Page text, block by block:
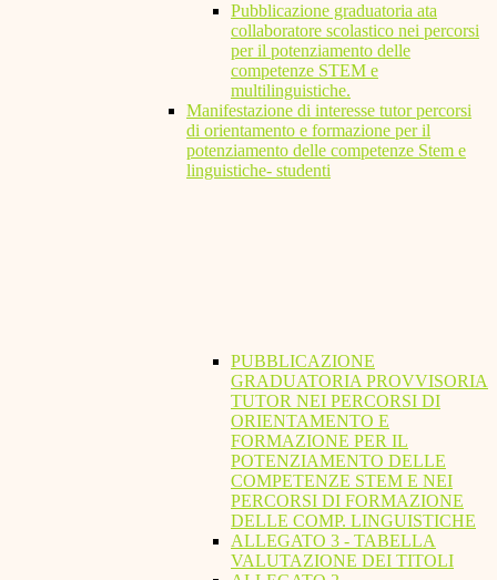
Pubblicazione graduatoria ata
collaboratore scolastico nei percorsi
per il potenziamento delle
competenze STEM e
multilinguistiche.
Manifestazione di interesse tutor percorsi
di orientamento e formazione per il
potenziamento delle competenze Stem e
linguistiche- studenti
PUBBLICAZIONE
GRADUATORIA PROVVISORIA
TUTOR NEI PERCORSI DI
ORIENTAMENTO E
FORMAZIONE PER IL
POTENZIAMENTO DELLE
COMPETENZE STEM E NEI
PERCORSI DI FORMAZIONE
DELLE COMP. LINGUISTICHE
ALLEGATO 3 - TABELLA
VALUTAZIONE DEI TITOLI